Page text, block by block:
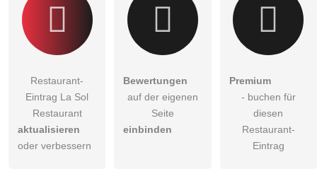
Restaurant-
Eintrag La Sol
Restaurant
aktualisieren
oder verbessern
Bewertungen
auf der eigenen
Seite
einbinden
Premium
- buchen für
diesen
Restaurant-
Eintrag